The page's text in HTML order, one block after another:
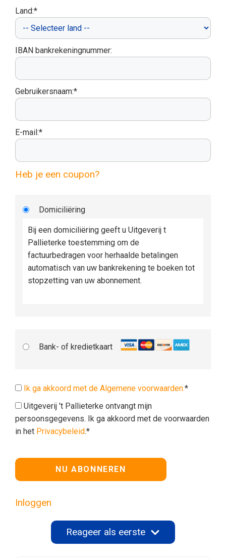
Land:*
IBAN bankrekeningnummer:
Gebruikersnaam:*
E-mail:*
Heb je een coupon?
Domiciliëring
Bij een domiciliëring geeft u Uitgeverij t
Pallieterke toestemming om de
factuurbedragen voor herhaalde betalingen
automatisch van uw bankrekening te boeken tot
stopzetting van uw abonnement.
Bank- of kredietkaart
Ik ga akkoord met de Algemene voorwaarden.*
Uitgeverij 't Pallieterke ontvangt mijn
persoonsgegevens. Ik ga akkoord met de voorwaarden
in het Privacybeleid.*
Geen waarde
Inloggen
Reageer als eerste